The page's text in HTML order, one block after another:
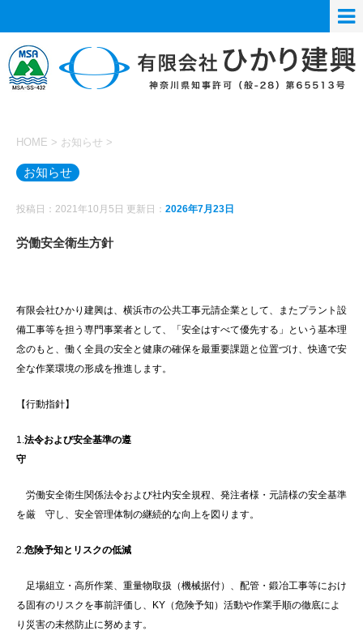
HOME > お知らせ >
お知らせ
投稿日：2021年10月5日 更新日： 2026年7月23日
労働安全衛生方針
有限会社ひかり建興は、横浜市の公共工事元請企業として、またプラント設
備工事等を担う専門事業者として、「安全はすべて優先する」という基本理
念のもと、働く全員の安全と健康の確保を最重要課題と位置づけ、快適で安
全な作業環境の形成を推進します。
【行動指針】
1.法令および安全基準の遵
守
労働安全衛生関係法令および社内安全規程、発注者様・元請様の安全基準
を厳 守し、安全管理体制の継続的な向上を図ります。
2.危険予知とリスクの低減
足場組立・高所作業、重量物取扱（機械据付）、配管・鍛冶工事等におけ
る固有のリスクを事前評価し、KY（危険予知）活動や作業手順の徹底によ
り災害の未然防止に努めます。